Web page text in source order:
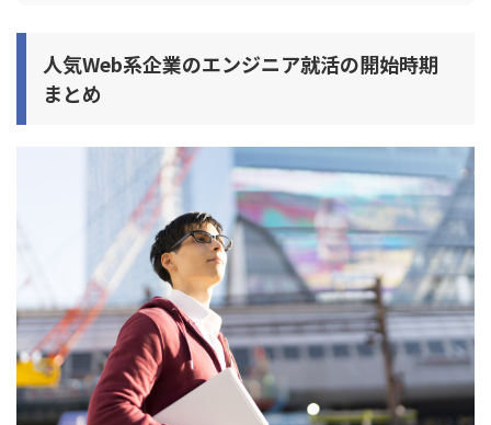
3年生の11月頃：本命の志望企業の本選考にエントリー
まとめ：エンジニア就活はいつから開始すればいい？
【Web系新卒のスケジュールを解説】
人気Web系企業のエンジニア就活の開始時期
まとめ